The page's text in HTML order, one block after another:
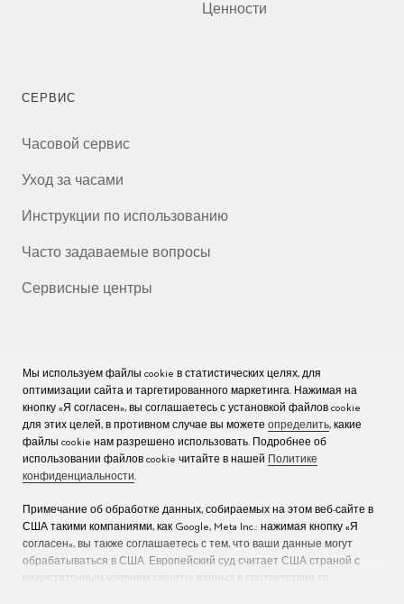
Ценности
СЕРВИС
Часовой сервис
Уход за часами
Инструкции по использованию
Часто задаваемые вопросы
Сервисные центры
КОМПАНИЯ
Вакансии
Пресс
Мы используем файлы cookie в статистических целях, для
оптимизации сайта и таргетированного маркетинга. Нажимая на
кнопку «Я согласен», вы соглашаетесь с установкой файлов cookie
для этих целей, в противном случае вы можете определить, какие
файлы cookie нам разрешено использовать. Подробнее об
использовании файлов cookie читайте в нашей
Политике
конфиденциальности.
Примечание об обработке данных, собираемых на этом веб-сайте в
США такими компаниями, как Google, Meta Inc.: нажимая кнопку «Я
согласен», вы также соглашаетесь с тем, что ваши данные могут
обрабатываться в США. Европейский суд считает США страной с
недостаточным уровнем защиты данных в соответствии со